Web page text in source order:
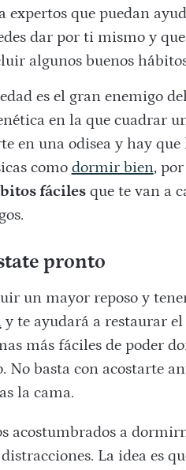
expertos que puedan
dar por ti mismo y
algunos buenos
es el gran enemigo
en la que cuadrar
en una odisea y hay
como dormir bien, por
fácilesque te van a
pronto
un mayor reposo y
y te ayudará a restaurar
más fáciles de poder
No basta con acostarte
la cama.
acostumbrados a
La idea es